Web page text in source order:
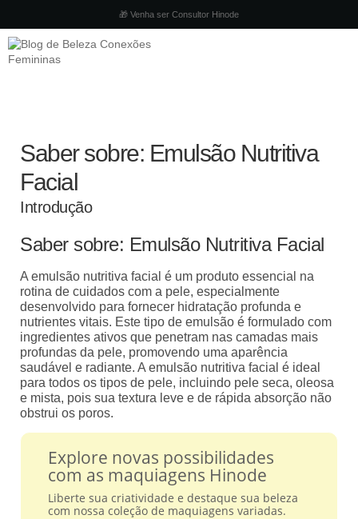
🎁 Venha ser Consultor Hinode
Saber sobre: Emulsão Nutritiva
Facial
Introdução
Saber sobre: Emulsão Nutritiva Facial
A emulsão nutritiva facial é um produto essencial na
rotina de cuidados com a pele, especialmente
desenvolvido para fornecer hidratação profunda e
nutrientes vitais. Este tipo de emulsão é formulado com
ingredientes ativos que penetram nas camadas mais
profundas da pele, promovendo uma aparência
saudável e radiante. A emulsão nutritiva facial é ideal
para todos os tipos de pele, incluindo pele seca, oleosa
e mista, pois sua textura leve e de rápida absorção não
obstrui os poros.
Explore novas possibilidades
com as maquiagens Hinode
Liberte sua criatividade e destaque sua beleza
com nossa coleção de maquiagens variadas.